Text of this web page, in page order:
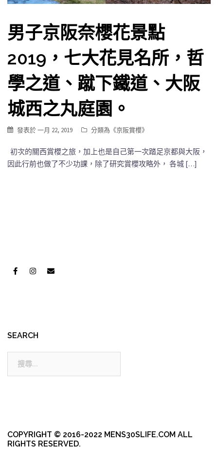
男子京阪奈櫻花景點
2019，七大花見名所，哲
學之道、蹴下鐵道、大阪
城西之丸庭園。
發表於一月 22, 2019 分類為《京阪賞櫻》
初次的關西賞櫻之旅，加上也是自己第一次踏足京都與大阪，
因此行前也做了不少功課，除了研究賞櫻攻略外， 各城 […]
SEARCH
COPYRIGHT © 2016-2022 MENS30SLIFE.COM ALL
RIGHTS RESERVED.